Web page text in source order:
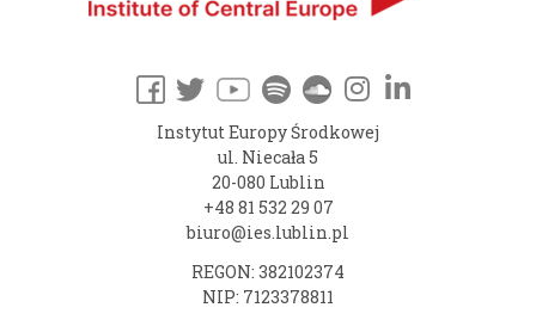
Instytut Europy Środkowej
ul. Niecała 5
20-080 Lublin
+48 81 532 29 07
biuro@ies.lublin.pl
REGON: 382102374
NIP: 7123378811